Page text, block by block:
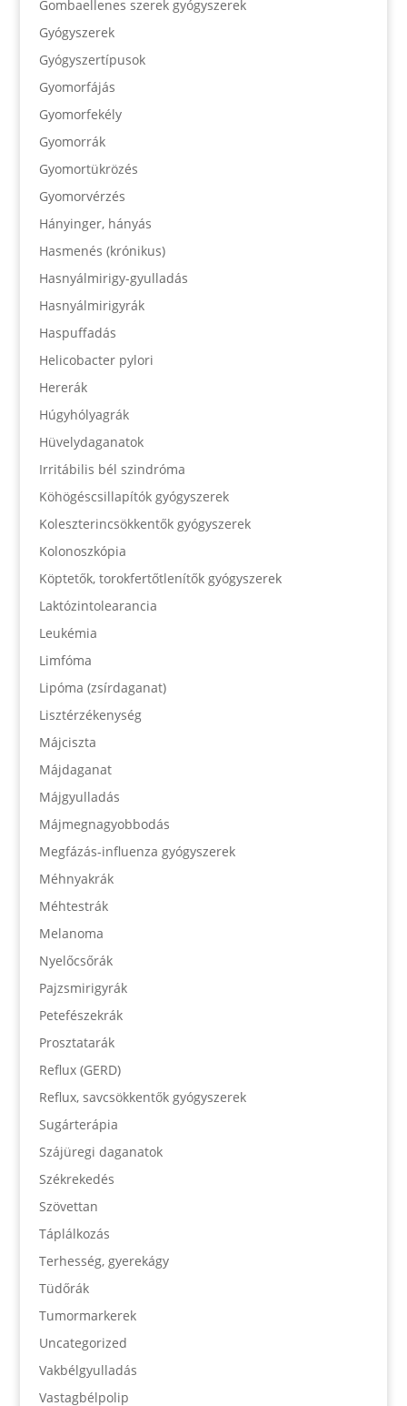
Gombaellenes szerek gyógyszerek
Gyógyszerek
Gyógyszertípusok
Gyomorfájás
Gyomorfekély
Gyomorrák
Gyomortükrözés
Gyomorvérzés
Hányinger, hányás
Hasmenés (krónikus)
Hasnyálmirigy-gyulladás
Hasnyálmirigyrák
Haspuffadás
Helicobacter pylori
Hererák
Húgyhólyagrák
Hüvelydaganatok
Irritábilis bél szindróma
Köhögéscsillapítók gyógyszerek
Koleszterincsökkentők gyógyszerek
Kolonoszkópia
Köptetők, torokfertőtlenítők gyógyszerek
Laktózintolearancia
Leukémia
Limfóma
Lipóma (zsírdaganat)
Lisztérzékenység
Májciszta
Májdaganat
Májgyulladás
Májmegnagyobbodás
Megfázás-influenza gyógyszerek
Méhnyakrák
Méhtestrák
Melanoma
Nyelőcsőrák
Pajzsmirigyrák
Petefészekrák
Prosztatarák
Reflux (GERD)
Reflux, savcsökkentők gyógyszerek
Sugárterápia
Szájüregi daganatok
Székrekedés
Szövettan
Táplálkozás
Terhesség, gyerekágy
Tüdőrák
Tumormarkerek
Uncategorized
Vakbélgyulladás
Vastagbélpolip